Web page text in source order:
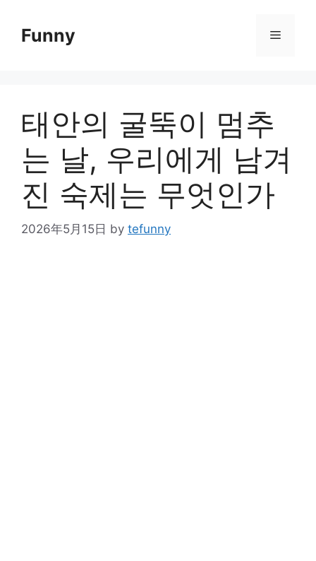
contentFunny Menu
태안의 굴뚝이 멈추
는 날, 우리에게 남겨
진 숙제는 무엇인가
2026年5月15日 by tefunny